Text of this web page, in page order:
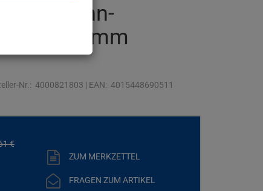
Spann-
W.250mm
Nr.: 4000821803 | EAN: 4015448690511
€
ZUM MERKZETTEL
FRAGEN ZUM ARTIKEL